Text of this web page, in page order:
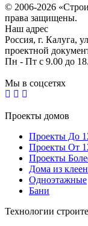
© 2006-2026
права защищены.
Наш адрес
Россия, г. Калуга,
проектной
Пн - Пт с 9.00 до
Мы в соцсетях
Проекты домов
Проекты До
Проекты От
Проекты
Дома из
Одноэтажные
Бани
Технологии